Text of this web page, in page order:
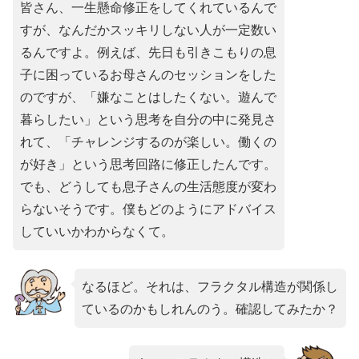
皆さん、一生懸命修正をしてくれているんで
すが、なんだかスッキリしない人が一定数い
るんですよ。例えば、先日も引きこもりの息
子に困っているお母さんのセッションをした
のですが、「嫌なことはしたくない。遊んで
暮らしたい」という思考を自分の中に発見さ
れて、「チャレンジするのが楽しい。働くの
が好き」という思考回路に修正したんです。
でも、どうしても息子さんの生活態度が変わ
らないそうです。僕もどのようにアドバイス
していいかわからなくて。
なるほど。それは、フラクタル構造が関係し
ているのかもしれんのう。確認してみたか？